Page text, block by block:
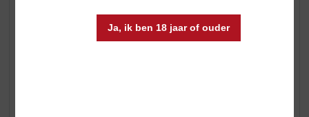
Ja, ik ben 18 jaar of ouder
WIJN VAN DE MAAND